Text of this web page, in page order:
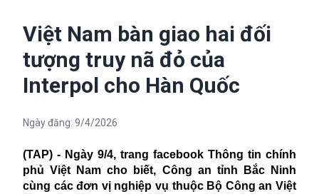
Việt Nam bàn giao hai đối
tượng truy nã đỏ của
Interpol cho Hàn Quốc
Ngày đăng: 9/4/2026
(TAP) - Ngày 9/4, trang facebook Thông tin chính
phủ Việt Nam cho biết, Công an tỉnh Bắc Ninh
cùng các đơn vị nghiệp vụ thuộc Bộ Công an Việt